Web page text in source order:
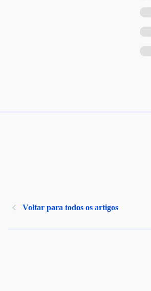
Voltar para todos os artigos